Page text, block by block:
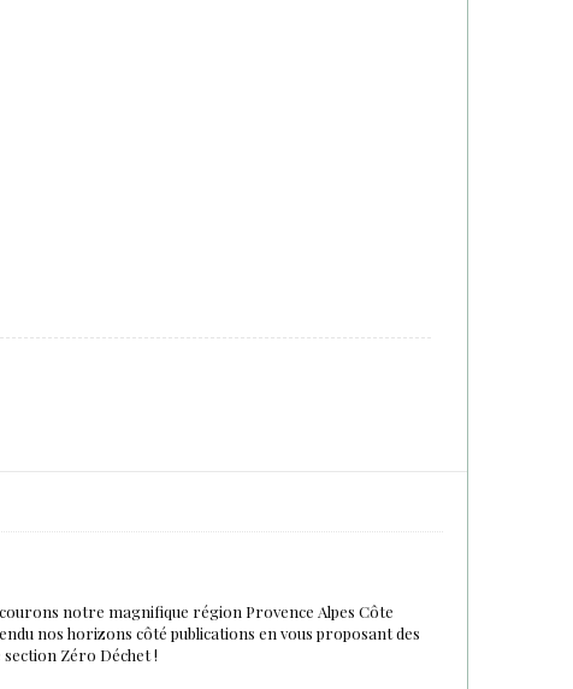
notre magnifique région Provence Alpes Côte
nos horizons côté publications en vous proposant des
Zéro Déchet !